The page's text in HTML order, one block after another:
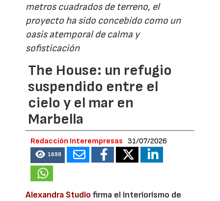
metros cuadrados de terreno, el
proyecto ha sido concebido como un
oasis atemporal de calma y
sofisticación
The House: un refugio
suspendido entre el
cielo y el mar en
Marbella
Redacción Interempresas 31/07/2026
1699
Alexandra Studio firma el interiorismo de